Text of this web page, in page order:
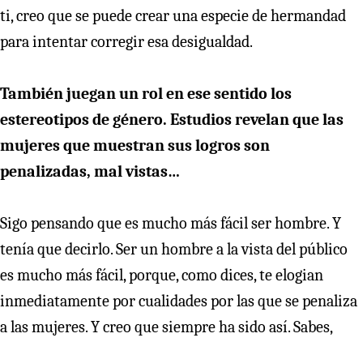
ti, creo que se puede crear una especie de hermandad
para intentar corregir esa desigualdad.
También juegan un rol en ese sentido los
estereotipos de género. Estudios revelan que las
mujeres que muestran sus logros son
penalizadas, mal vistas…
Sigo pensando que es mucho más fácil ser hombre. Y
tenía que decirlo. Ser un hombre a la vista del público
es mucho más fácil, porque, como dices, te elogian
inmediatamente por cualidades por las que se penaliza
a las mujeres. Y creo que siempre ha sido así. Sabes,